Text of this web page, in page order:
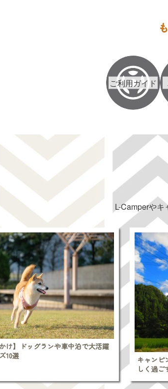
ご利用ガイド
L-Camperや
け】ドッグランや車中泊で大活躍
10選
キャンピ
しく過ご